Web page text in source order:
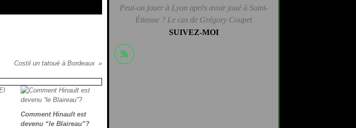
Costil un tatoué à Bordeaux
Comment Hinault est
devenu “le Blaireau”?
Peut-on jouer à Lyon après avoir joué à Saint-
Étienne ? Le cas de Grégory Coupet
SUIVEZ-MOI